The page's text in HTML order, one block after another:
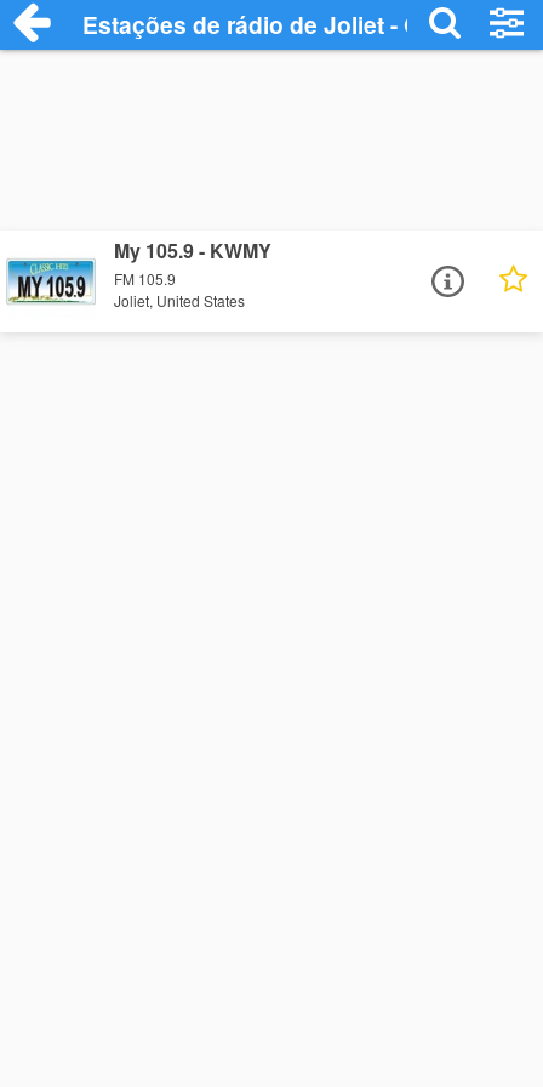
Estações de rádio de Joliet - Ouça Online
My 105.9 - KWMY
FM 105.9
Joliet, United States